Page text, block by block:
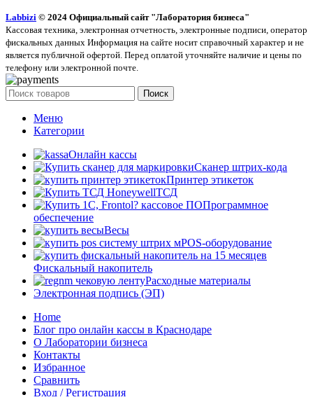
Labbizi © 2024 Официальный сайт "Лаборатория бизнеса"
Кассовая техника, электронная отчетность, электронные подписи, оператор
фискальных данных Информация на сайте носит справочный характер и не
является публичной офертой. Перед оплатой уточняйте наличие и цены по
телефону или электронной почте.
Поиск
Меню
Категории
Онлайн кассы
Сканер штрих-кода
Принтер этикеток
ТСД
Программное
обеспечение
Весы
POS-оборудование
Фискальный накопитель
Расходные материалы
Электронная подпись (ЭП)
Home
Блог про онлайн кассы в Краснодаре
О Лаборатории бизнеса
Контакты
Избранное
Сравнить
Вход / Регистрация